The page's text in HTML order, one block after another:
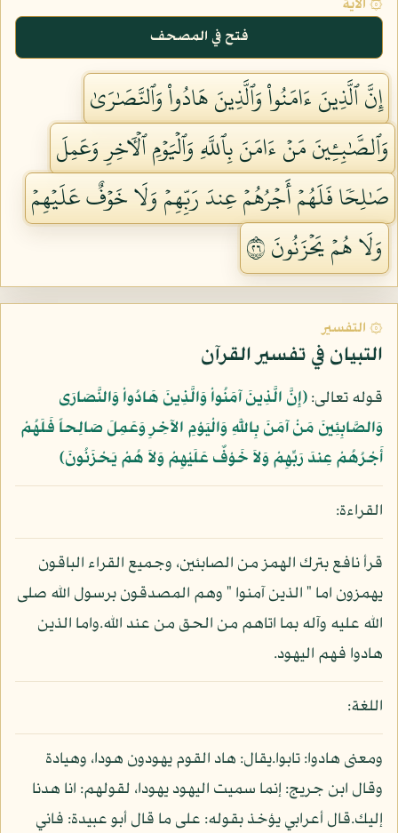
۞ الآية
فتح في المصحف
إِنَّ ٱلَّذِينَ ءَامَنُواْ وَٱلَّذِينَ هَادُواْ وَٱلنَّصَٰرَىٰ
وَٱلصَّٰبِـِٔينَ مَنۡ ءَامَنَ بِٱللَّهِ وَٱلۡيَوۡمِ ٱلۡأٓخِرِ وَعَمِلَ
صَٰلِحٗا فَلَهُمۡ أَجۡرُهُمۡ عِندَ رَبِّهِمۡ وَلَا خَوۡفٌ عَلَيۡهِمۡ
وَلَا هُمۡ يَحۡزَنُونَ ٦٢
۞ التفسير
التبيان في تفسير القرآن
قوله تعالى:﴿إِنَّ الَّذِينَ آمَنُواْ وَالَّذِينَ هَادُواْ وَالنَّصَارَى
وَالصَّابِئِينَ مَنْ آمَنَ بِاللَّهِ وَالْيَوْمِ الآخِرِ وَعَمِلَ صَالِحاً فَلَهُمْ
أَجْرُهُمْ عِندَ رَبِّهِمْ وَلاَ خَوْفٌ عَلَيْهِمْ وَلاَ هُمْ يَحْزَنُونَ﴾
القراءة:
قرأ نافع بترك الهمز من الصابئين، وجميع القراء الباقون
يهمزون اما " الذين آمنوا " وهم المصدقون برسول الله صلى
الله عليه وآله بما اتاهم من الحق من عند الله.واما الذين
هادوا فهم اليهود.
اللغة:
ومعنى هادوا: تابوا.يقال: هاد القوم يهودون هودا، وهيادة
وقال ابن جريج: إنما سميت اليهود يهودا، لقولهم: انا هدنا
إليك.قال أعرابي يؤخذ بقوله: على ما قال أبو عبيدة: فاني